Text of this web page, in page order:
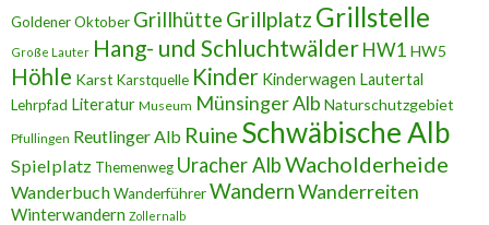
Goldener Oktober Grillhütte Grillplatz Grillstelle
Große Lauter Hang- und SchluchtwälderHW1 HW5
Höhle Karst Karstquelle Kinder Kinderwagen Lautertal
Lehrpfad Literatur Museum Münsinger Alb Naturschutzgebiet
Pfullingen Reutlinger Alb Ruine Schwäbische Alb
Spielplatz Themenweg Uracher AlbWacholderheide
WanderbuchWanderführerWandernWanderreiten
Winterwandern Zollernalb